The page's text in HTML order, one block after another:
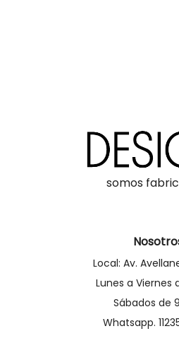
somos
Local: Av.
Lunes a Viernes
Sábados de
Whatsapp.